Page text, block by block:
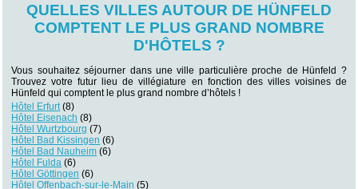
QUELLES VILLES AUTOUR DE HÜNFELD
COMPTENT LE PLUS GRAND NOMBRE
D'HÔTELS ?
Vous souhaitez séjourner dans une ville particulière proche de Hünfeld ?
Trouvez votre futur lieu de villégiature en fonction des villes voisines de
Hünfeld qui comptent le plus grand nombre d’hôtels !
Hôtel Erfurt(8)
Hôtel Eisenach (8)
Hôtel Wurtzbourg (7)
Hôtel Bad Kissingen (6)
Hôtel Bad Nauheim (6)
Hôtel Fulda (6)
Hôtel Göttingen (6)
Hôtel Offenbach-sur-le-Main (5)